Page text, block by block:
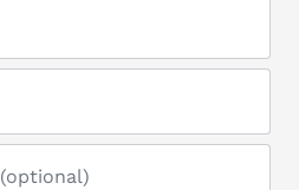
(optional)